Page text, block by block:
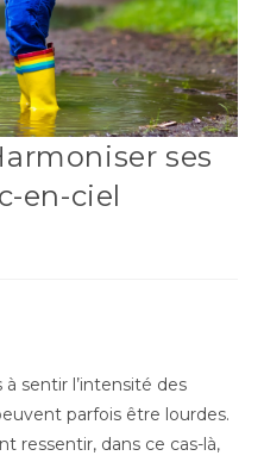
ses
en-ciel
sentir l’intensité des
parfois être lourdes.
ressentir, dans ce cas-là,